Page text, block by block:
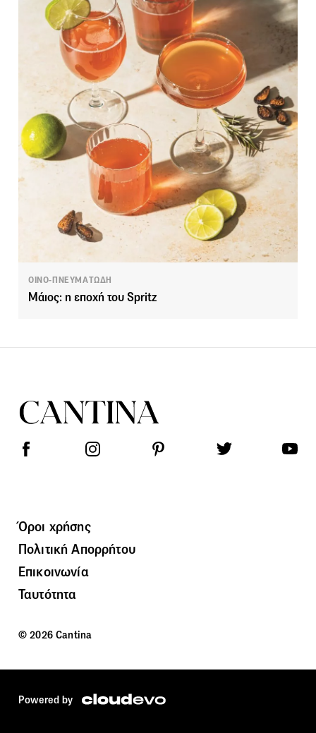
ΟΙΝΟ-ΠΝΕΥΜΑΤΩΔΗ
Μάιος: η εποχή του Spritz
Όροι χρήσης
Πολιτική Απορρήτου
Επικοινωνία
Ταυτότητα
© 2026 Cantina
Powered by